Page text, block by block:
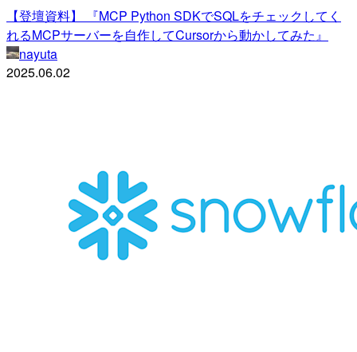
【登壇資料】 『MCP Python SDKでSQLをチェックしてく
れるMCPサーバーを自作してCursorから動かしてみた』
nayuta
2025.06.02